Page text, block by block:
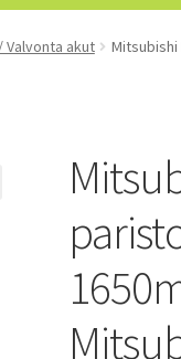
Valvonta akut Mitsubishi